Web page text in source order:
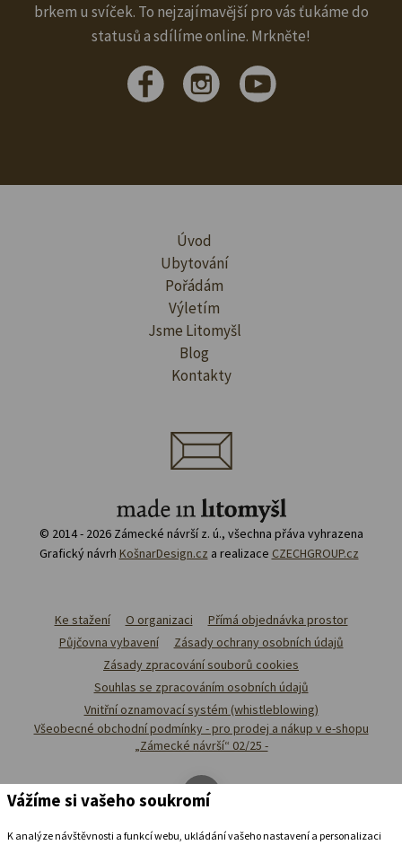
brkem u svíček. To nejzajímavější pro vás ťukáme do
statusů a sdílíme online. Mrkněte!
Úvod
Ubytování
Pořádám
Výletím
Jsme Litomyšl
Blog
Kontakty
© 2014 - 2026 Zámecké návrší z. ú., všechna přáva vyhrazena
Grafický návrh KošnarDesign.cz a realizace CZECHGROUP.cz
Ke stažení O organizaci
Přímá objednávka prostor
Půjčovna vybavení
Zásady ochrany osobních údajů
Zásady zpracování souborů cookies
Souhlas se zpracováním osobních údajů
Vnitřní oznamovací systém (whistleblowing)
Všeobecné obchodní podmínky - pro prodej a nákup v e-shopu
„Zámecké návrší“ 02/25 -
Vážíme si vašeho soukromí
K analýze návštěvnosti a funkcí webu, ukládání vašeho nastavení a personalizaci